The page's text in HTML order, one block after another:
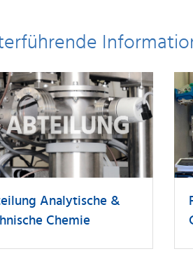
Analytische &
Chemie